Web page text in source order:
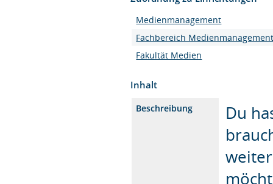
Medienmanagement
Fachbereich
Fakultät Medien
Inhalt
Beschreibung
Du